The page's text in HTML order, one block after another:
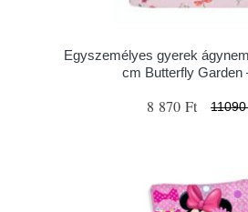
Egyszemélyes gyerek
cm Butterfly Garden
8 870 Ft